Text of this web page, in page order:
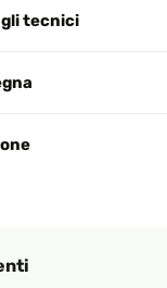
tecnici